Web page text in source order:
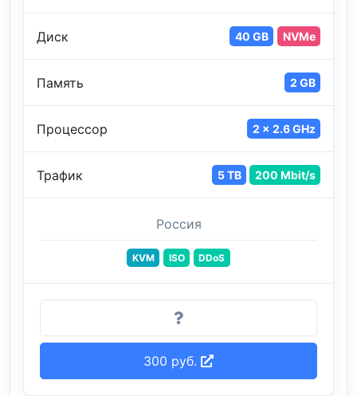
Диск 40 GB NVMe
Память 2 GB
Процессор 2 x 2.6 GHz
Трафик 5 TB 200 Mbit/s
Россия
KVM ISO DDoS
300 руб.